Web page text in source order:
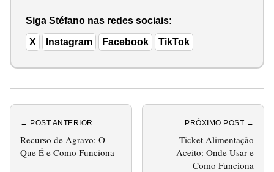
Siga Stéfano nas redes sociais:
X Instagram Facebook TikTok
← POST ANTERIOR
Recurso de Agravo: O
Que É e Como Funciona
PRÓXIMO POST →
Ticket Alimentação
Aceito: Onde Usar e
Como Funciona